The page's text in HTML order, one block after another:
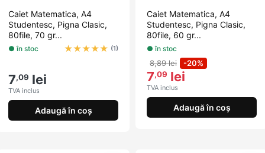
Caiet Matematica, A4
Studentesc, Pigna Clasic,
80file, 70 gr...
● în stoc ★★★★★ (1)
7,09 lei
TVA inclus
Adaugă în coș
Caiet Matematica, A4
Studentesc, Pigna Clasic,
80file, 60 gr...
● în stoc
8,89 lei -20%
7,09 lei
TVA inclus
Adaugă în coș